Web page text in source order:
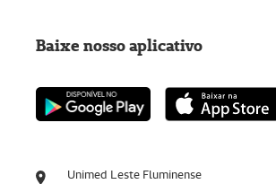
Unimed Leste Fluminense
Baixe nosso aplicativo